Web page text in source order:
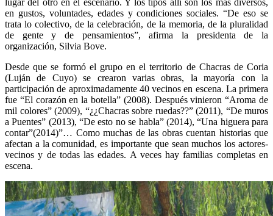
lugar del otro en el escenario. Y los tipos allí son los más diversos,
en gustos, voluntades, edades y condiciones sociales. “De eso se
trata lo colectivo, de la celebración, de la memoria, de la pluralidad
de gente y de pensamientos”, afirma la presidenta de la
organización, Silvia Bove.
Desde que se formó el grupo en el territorio de Chacras de Coria
(Luján de Cuyo) se crearon varias obras, la mayoría con la
participación de aproximadamente 40 vecinos en escena. La primera
fue “El corazón en la botella” (2008). Después vinieron “Aroma de
mil colores” (2009), “¿¿Chacras sobre ruedas??” (2011), “De muros
a Puentes” (2013), “De esto no se habla” (2014), “Una higuera para
contar”(2014)”… Como muchas de las obras cuentan historias que
afectan a la comunidad, es importante que sean muchos los actores-
vecinos y de todas las edades. A veces hay familias completas en
escena.